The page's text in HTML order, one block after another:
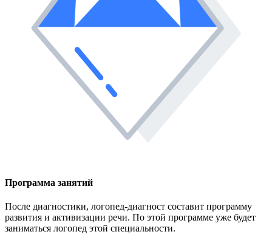
Программа занятий
После диагностики, логопед-диагност составит программу
развития и активизации речи. По этой программе уже будет
заниматься логопед этой специальности.